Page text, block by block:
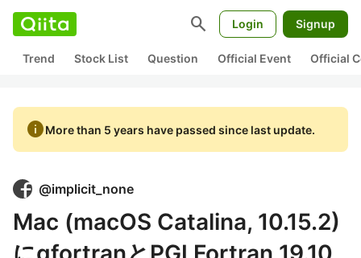
search Login Signup
Trend Stock List Question Official Event Official
infoMore than 5 years have passed since last update.
@implicit_none
Mac (macOS Catalina, 10.15.2)